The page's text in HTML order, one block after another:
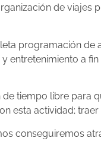
de
programación
entretenimiento a
tiempo libre
esta actividad;
conseguiremos